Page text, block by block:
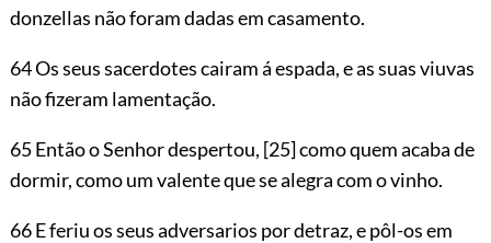
donzellas não foram dadas em casamento.
64 Os seus sacerdotes cairam á espada, e as suas viuvas
não fizeram lamentação.
65 Então o Senhor despertou, [25]como quem acaba de
dormir, como um valente que se alegra com o vinho.
66 E feriu os seus adversarios por detraz, e pôl-os em